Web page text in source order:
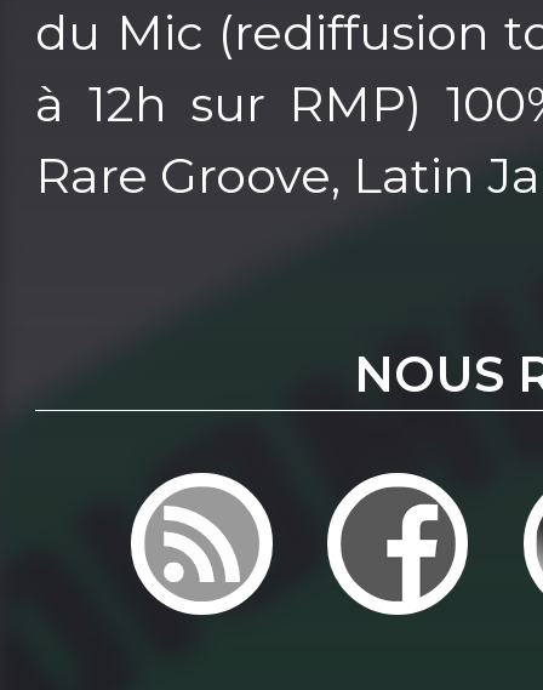
du Mic (rediffusion
à 12h sur RMP)
Rare Groove, Latin
NOUS